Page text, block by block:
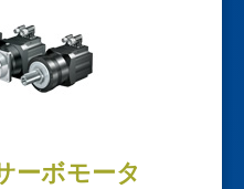
ーボモータ